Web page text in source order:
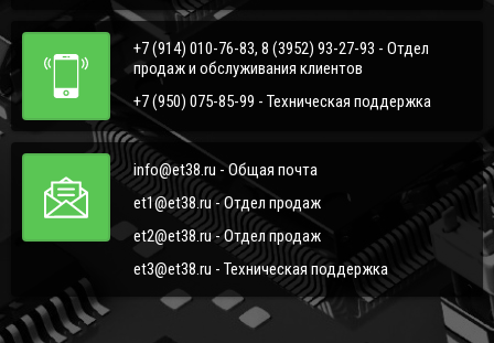
+7 (914) 010-76-83, 8 (3952) 93-27-93 - Отдел
продаж и обслуживания клиентов
+7 (950) 075-85-99 - Техническая поддержка
info@et38.ru - Общая почта
et1@et38.ru - Отдел продаж
et2@et38.ru - Отдел продаж
et3@et38.ru - Техническая поддержка